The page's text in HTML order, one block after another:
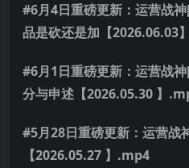
#6月4日重磅更新：运营战
品是砍还是加【2026.06.03
#6月1日重磅更新：运营战
分与申述【2026.05.30 】
#5月28日重磅更新：运营战
【2026.05.27 】.mp4